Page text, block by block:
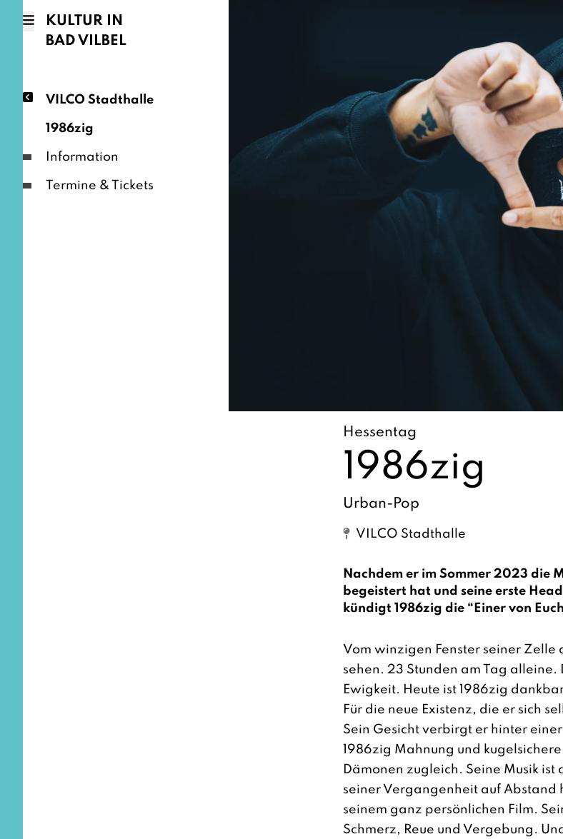
KULTUR IN
BAD VILBEL
VILCO Stadthalle
1986zig
Information
Termine & Tickets
Hessentag
1986zig
Urban-Pop
VILCO Stadthalle
Nachdem er im Sommer 2023 die
begeistert hat und seine erste
kündigt 1986zig die “Einer von
Vom winzigen Fenster seiner Zelle
sehen. 23 Stunden am Tag
Ewigkeit. Heute ist 1986zig
Für die neue Existenz, die er sich
Sein Gesicht verbirgt er hinter
1986zig Mahnung und
Dämonen zugleich. Seine Musik
seiner Vergangenheit auf Abstand
seinem ganz persönlichen Film.
Schmerz, Reue und Vergebung.